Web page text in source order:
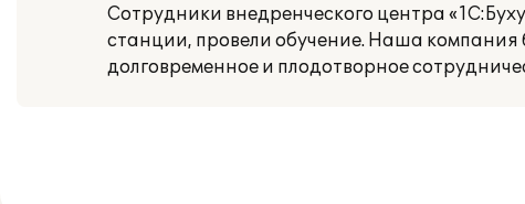
Сотрудники внедренческого центра
станции, провели обучение. Наша компания
долговременное и плодотворное